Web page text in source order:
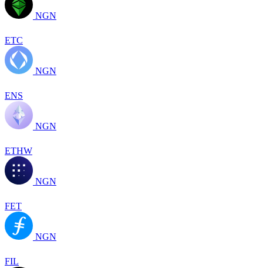
NGN
ETC
NGN
ENS
NGN
ETHW
NGN
FET
NGN
FIL